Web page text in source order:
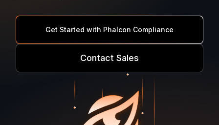
Get Started with Phalcon Compliance
Contact Sales